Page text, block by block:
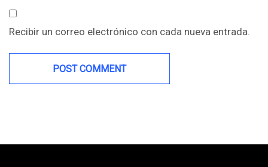
Recibir un correo electrónico con cada nueva entrada.